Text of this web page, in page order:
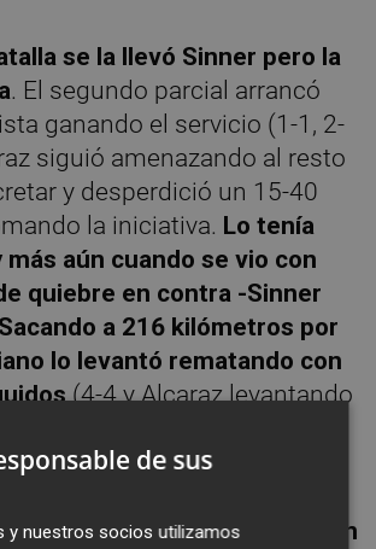
se la llevó Sinner pero la
. El segundo parcial arrancó
ganando el servicio (1-1, 2-
siguió amenazando al resto
y desperdició un 15-40
la iniciativa. Lo tenía
más aún cuando se vio con
quiebre en contra -Sinner
Sacando a 216 kilómetros por
lo levantó rematando con
(4-4 y Alcaraz levantando
una clara señal de alivio tras el
que duró el juego).
no dejó de apretar en ningún
de sus
y nuestros socios utilizamos